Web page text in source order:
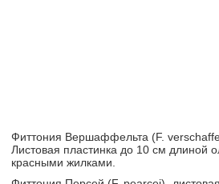
Фиттония Вершаффельта (F.
Листовая пластинка до 10 см длиной
красными жилками.